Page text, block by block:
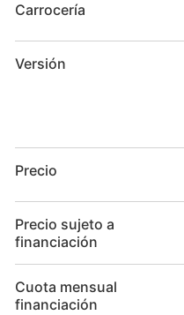
Carrocería
Versión
Precio
Precio sujeto a
financiación
Cuota mensual
financiación